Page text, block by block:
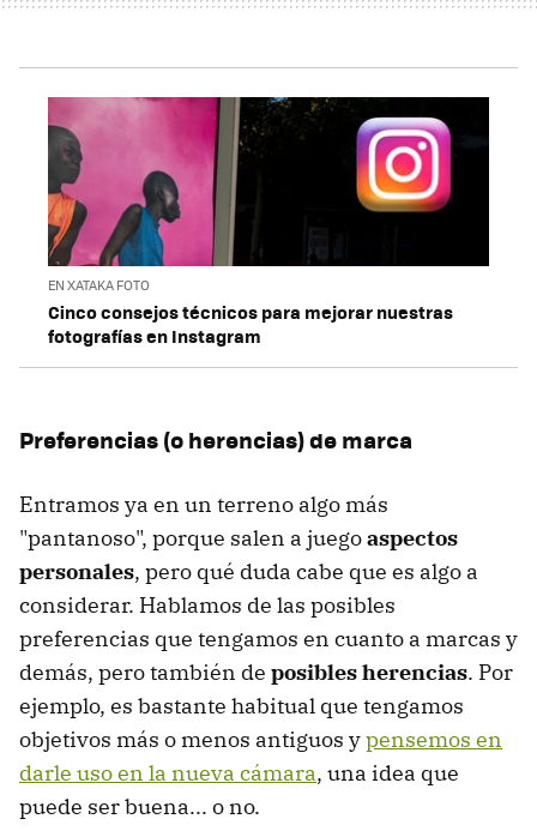
EN XATAKA FOTO
Cinco consejos técnicos para mejorar nuestras
fotografías en Instagram
Preferencias (o herencias) de marca
Entramos ya en un terreno algo más
"pantanoso", porque salen a juegoaspectos
personales, pero qué duda cabe que es algo a
considerar. Hablamos de las posibles
preferencias que tengamos en cuanto a marcas y
demás, pero también de posibles herencias. Por
ejemplo, es bastante habitual que tengamos
objetivos más o menos antiguos ypensemos en
darle uso en la nueva cámara, una idea que
puede ser buena... o no.